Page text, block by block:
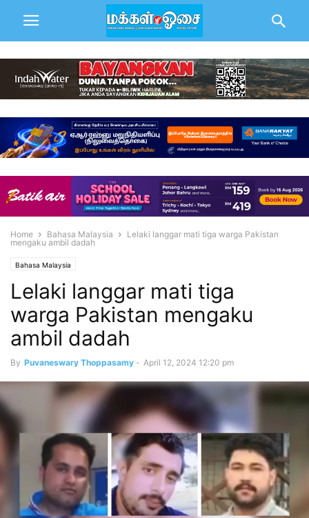
Home Bahasa Malaysia
Lelaki langgar mati tiga warga Pakistan
mengaku ambil dadah
Bahasa Malaysia
Lelaki langgar mati tiga
warga Pakistan mengaku
ambil dadah
By Puvaneswary Thoppasamy - April 12, 2024 12:20 pm